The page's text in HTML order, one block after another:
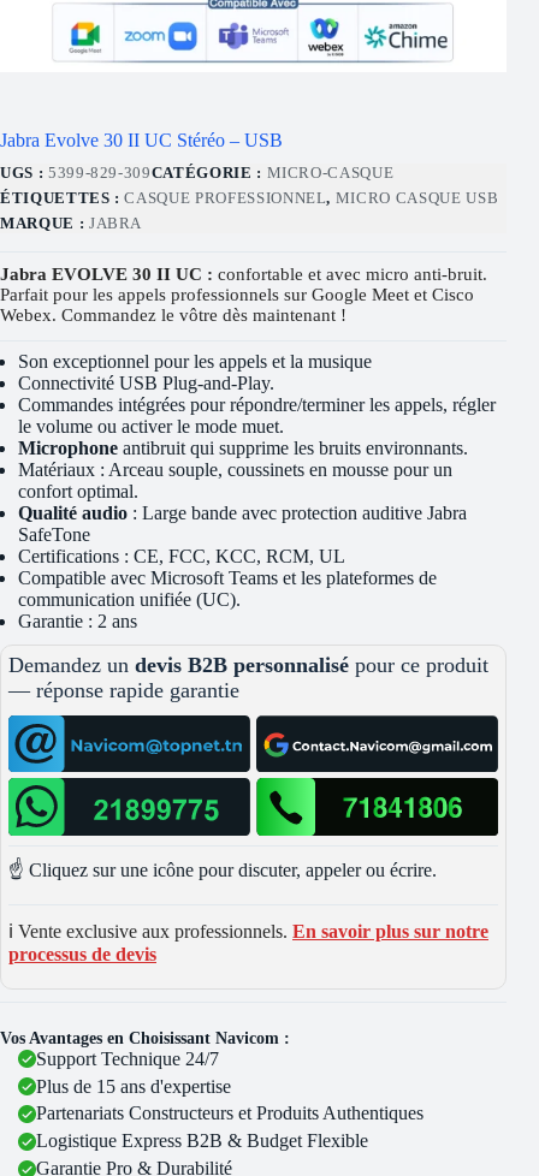
Jabra Evolve 30 II UC Stéréo – USB
UGS : 5399-829-309CATÉGORIE : MICRO-CASQUE
ÉTIQUETTES :CASQUE PROFESSIONNEL, MICRO CASQUE USB
MARQUE : JABRA
Jabra EVOLVE 30 II UC : confortable et avec micro anti-bruit.
Parfait pour les appels professionnels sur Google Meet et Cisco
Webex. Commandez le vôtre dès maintenant !
Son exceptionnel pour les appels et la musique
Connectivité USB Plug-and-Play.
Commandes intégrées pour répondre/terminer les appels, régler
le volume ou activer le mode muet.
Microphone antibruit qui supprime les bruits environnants.
Matériaux : Arceau souple, coussinets en mousse pour un
confort optimal.
Qualité audio : Large bande avec protection auditive Jabra
SafeTone
Certifications : CE, FCC, KCC, RCM, UL
Compatible avec Microsoft Teams et les plateformes de
communication unifiée (UC).
Garantie : 2 ans
Demandez un devis B2B personnalisé pour ce produit
— réponse rapide garantie
☝️ Cliquez sur une icône pour discuter, appeler ou écrire.
ℹ️ Vente exclusive aux professionnels. En savoir plus sur notre
processus de devis
Vos Avantages en Choisissant Navicom :
Support Technique 24/7
Plus de 15 ans d'expertise
Partenariats Constructeurs et Produits Authentiques
Logistique Express B2B & Budget Flexible
Garantie Pro & Durabilité